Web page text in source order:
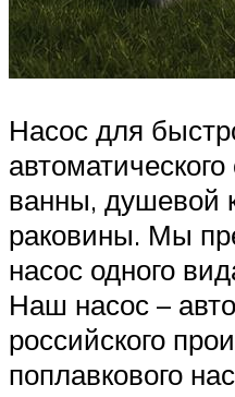
Насос для
ванны, душевой
раковины. Мы
насос одного
Наш насос –
российского
поплавкового